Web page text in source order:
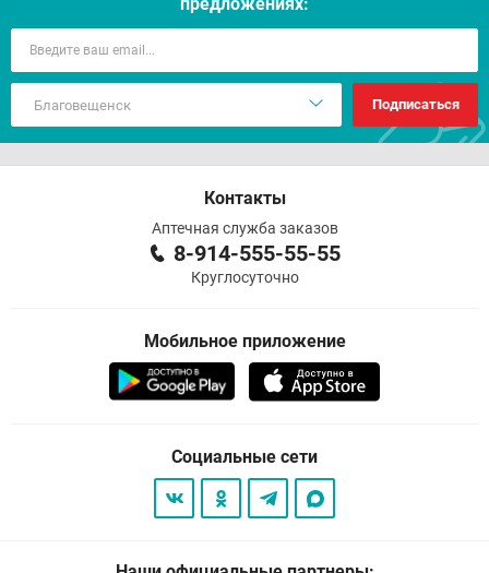
Подписаться
Контакты
Аптечная служба заказов
8-914-555-55-55
Круглосуточно
Мобильное приложение
Социальные сети